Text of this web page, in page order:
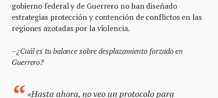
gobierno federal y de Guerrero no han diseñado
estrategias protección y contención de conflictos en las
regiones azotadas por la violencia.
–¿Cuál es tu balance sobre desplazamiento forzado en
Guerrero?
«Hasta ahora, no veo un protocolo para